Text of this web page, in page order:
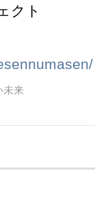
クト
未来